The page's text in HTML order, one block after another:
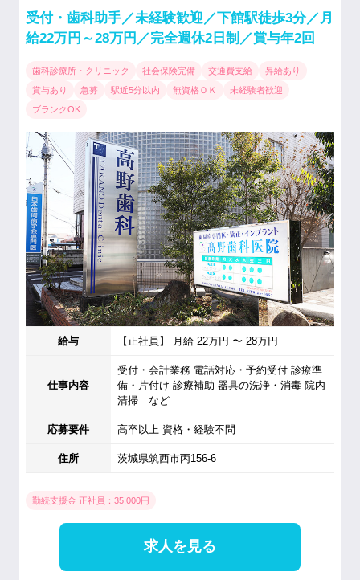
受付・歯科助手／未経験歓迎／下館駅徒歩3分／月
給22万円～28万円／完全週休2日制／賞与年2回
歯科診療所・クリニック 社会保険完備 交通費支給
昇給あり
賞与あり
急募 駅近5分以内 無資格ＯＫ
未経験者歓迎
ブランクOK
給与 【正社員】 月給 22万円 〜 28万円
仕事内容
受付・会計業務 電話対応・予約受付 診療準
備・片付け 診療補助 器具の洗浄・消毒 院内
清掃 など
応募要件 高卒以上 資格・経験不問
住所 茨城県筑西市丙156-6
勤続支援金 正社員：35,000円
求人を見る